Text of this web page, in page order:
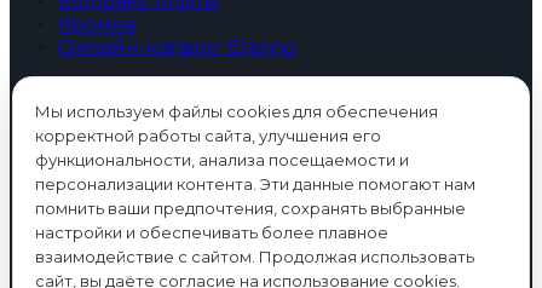
Кромка
Онлайн-каталог Eterno
Продукция
Мебельные фасады
Декоративные рейки
Интерьер
Применение в интерьере
Кухонные фасады
Мы используем файлы cookies для обеспечения
корректной работы сайта, улучшения его
функциональности, анализа посещаемости и
персонализации контента. Эти данные помогают нам
помнить ваши предпочтения, сохранять выбранные
настройки и обеспечивать более плавное
взаимодействие с сайтом. Продолжая использовать
сайт, вы даёте согласие на использование cookies.